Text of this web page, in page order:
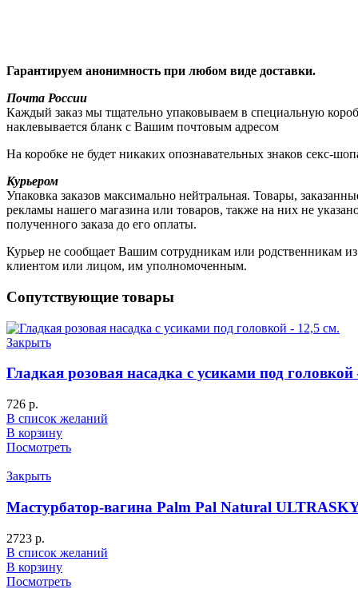
Гарантируем анонимность при любом виде доставки.
Почта России
Каждый заказ мы тщательно упаковываем в специальную
наклевывается бланк с Вашим почтовым адресом
На коробке не будет никаких опознавательных знаков секс-
Курьером
Упаковка заказов максимально нейтральная. Товары,
рекламы нашего магазина или товаров, также на них не
полученного заказа до его оплаты.
Курьер не сообщает Вашим сотрудникам или родственникам из
клиентом или лицом, им уполномоченным.
Сопутствующие товары
Закрыть
Гладкая розовая насадка с усиками под
726 р.
В список желаний
В корзину
Посмотреть
Закрыть
Мастурбатор-вагина Palm Pal Natural
2723 р.
В список желаний
В корзину
Посмотреть